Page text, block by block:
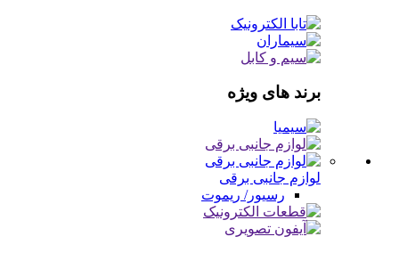
برند های ویژه
لوازم جانبی برقی
رسیور/ ریموت